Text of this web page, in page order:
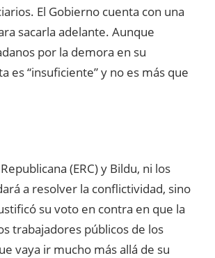
El Gobierno cuenta con una
sacarla adelante. Aunque
por la demora en su
es “insuficiente” y no es más que
(ERC) y Bildu, ni los
a resolver la conflictividad, sino
su voto en contra en que la
trabajadores públicos de los
vaya ir mucho más allá de su